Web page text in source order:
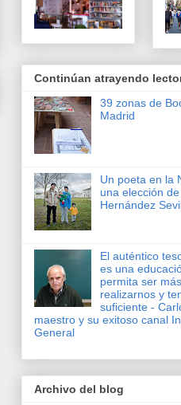
Continúan atrayendo
39 zonas de
Madrid
Un poeta en la
una elección
Hernández
El auténtico
es una
permita ser
realizarnos y
suficiente -
maestro y su exitoso canal
General
Archivo del blog